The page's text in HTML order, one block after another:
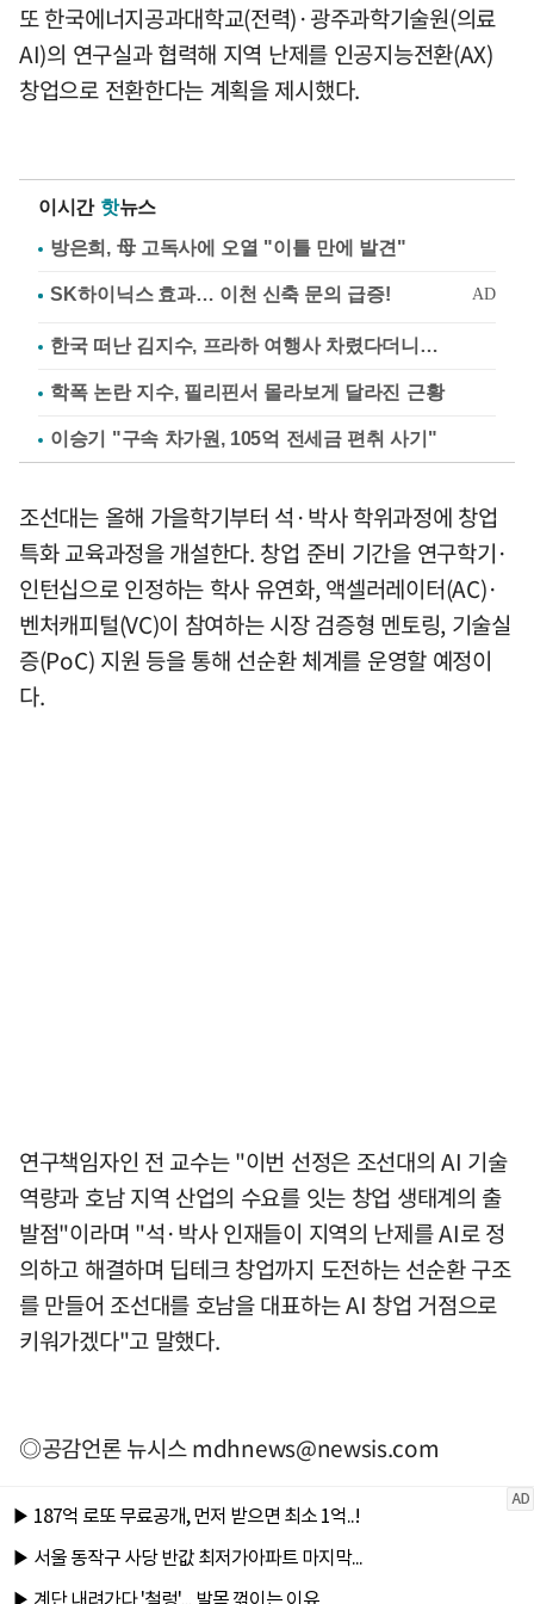
또 한국에너지공과대학교(전력)·광주과학기술원(의료
AI)의 연구실과 협력해 지역 난제를 인공지능전환(AX)
창업으로 전환한다는 계획을 제시했다.
이시간 핫뉴스
방은희, 母 고독사에 오열 "이틀 만에 발견"
한국 떠난 김지수, 프라하 여행사 차렸다더니…
학폭 논란 지수, 필리핀서 몰라보게 달라진 근황
이승기 "구속 차가원, 105억 전세금 편취 사기"
조선대는 올해 가을학기부터 석·박사 학위과정에 창업
특화 교육과정을 개설한다. 창업 준비 기간을 연구학기·
인턴십으로 인정하는 학사 유연화, 액셀러레이터(AC)·
벤처캐피털(VC)이 참여하는 시장 검증형 멘토링, 기술실
증(PoC) 지원 등을 통해 선순환 체계를 운영할 예정이
다.
연구책임자인 전 교수는 "이번 선정은 조선대의 AI 기술
역량과 호남 지역 산업의 수요를 잇는 창업 생태계의 출
발점"이라며 "석·박사 인재들이 지역의 난제를 AI로 정
의하고 해결하며 딥테크 창업까지 도전하는 선순환 구조
를 만들어 조선대를 호남을 대표하는 AI 창업 거점으로
키워가겠다"고 말했다.
◎공감언론 뉴시스mdhnews@newsis.com